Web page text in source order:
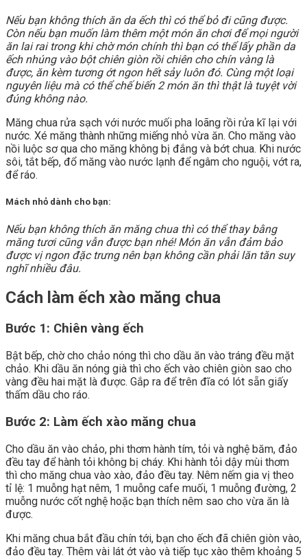
Nếu bạn không thích ăn da ếch thì có thể bỏ đi cũng được.
Còn nếu bạn muốn làm thêm một món ăn chơi để mọi người
ăn lai rai trong khi chờ món chính thì bạn có thể lấy phần da
ếch nhúng vào bột chiên giòn rồi chiên cho chín vàng là
được, ăn kèm tương ớt ngon hết sảy luôn đó. Cùng một loại
nguyên liệu mà có thể chế biến 2 món ăn thì thật là tuyệt vời
đúng không nào.
Măng chua rửa sạch với nước muối pha loãng rồi rửa kĩ lại với
nước. Xé măng thành những miếng nhỏ vừa ăn. Cho măng vào
nồi luộc sơ qua cho măng không bị đắng và bớt chua. Khi nước
sôi, tắt bếp, đổ măng vào nước lạnh để ngâm cho nguội, vớt ra,
để ráo.
Mách nhỏ dành cho bạn:
Nếu bạn không thích ăn măng chua thì có thể thay bằng
măng tươi cũng vẫn được bạn nhé! Món ăn vẫn đảm bảo
được vị ngon đặc trưng nên bạn không cần phải lăn tăn suy
nghĩ nhiều đâu.
Cách làm ếch xào măng chua
Bước 1: Chiên vàng ếch
Bật bếp, chờ cho chảo nóng thì cho dầu ăn vào tráng đều mặt
chảo. Khi dầu ăn nóng già thì cho ếch vào chiên giòn sao cho
vàng đều hai mặt là được. Gắp ra để trên đĩa có lót sẵn giấy
thấm dầu cho ráo.
Bước 2: Làm ếch xào măng chua
Cho dầu ăn vào chảo, phi thơm hành tím, tỏi và nghệ băm, đảo
đều tay để hành tỏi không bị cháy. Khi hành tỏi dậy mùi thơm
thì cho măng chua vào xào, đảo đều tay. Nêm nếm gia vị theo
tỉ lệ: 1 muỗng hạt nêm, 1 muỗng cafe muối, 1 muỗng đường, 2
muỗng nước cốt nghệ hoặc bạn thích nêm sao cho vừa ăn là
được.
Khi măng chua bắt đầu chín tới, bạn cho ếch đã chiên giòn vào,
đảo đều tay. Thêm vài lát ớt vào và tiếp tục xào thêm khoảng 5